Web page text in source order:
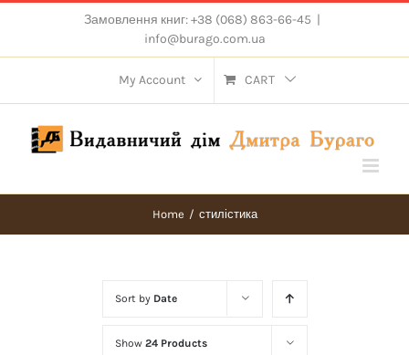
content
Замовлення книг: +38 (068) 863-66-45 |
info@burago.com.ua
My Account CART
Home / стилістика
Sort by Date
Show 24 Products